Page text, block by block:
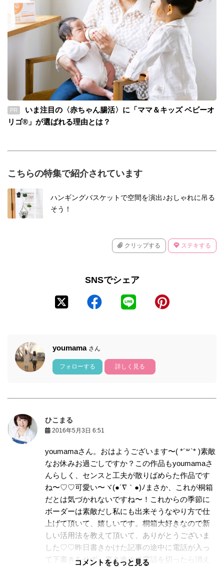
PR
いま注目の〈赤ちゃん腸活〉に「ママ＆キッズ ベビーオ
リゴ®」が選ばれる理由とは？
こちらの特集で紹介されています
ハンギングバスケットで空間を演出♪おしゃれに吊る
そう！
クリップする ステキする
SNSでシェア
youmama さん
フォローする 詳しく見る
ひこまる
2016年5月3日 6:51
youmamaさん。おはようございます〜( *´꒳`* )素敵
なお休みお過ごしですか？この作品もyoumamaさ
んらしく、センスと工夫が散りばめらた作品です
ね〜♡♡可愛い〜ヾ(●´∇｀●)ﾉまさか、これが桐箱
だとは気づかれないですね〜！これからの季節に
ボーダーは素敵だし私にも出来そうなやり方で仕
上げて頂いて、嬉しいです。桐箱大好きなので新
しい活用法を教えて頂いて、ありがとうございま
した♡♡昨日書きかけた記事の途中に電話が入っ
て下書きをせず、書き進めて電話を切ったら消え
コメントをもっと見る